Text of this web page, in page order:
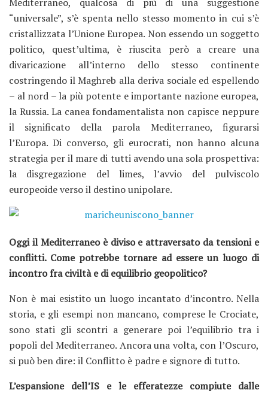
“universale”, s’è spenta nello stesso momento in cui s’è
cristallizzata l’Unione Europea. Non essendo un soggetto
politico, quest’ultima, è riuscita però a creare una
divaricazione all’interno dello stesso continente
costringendo il Maghreb alla deriva sociale ed espellendo
– al nord – la più potente e importante nazione europea,
la Russia. La canea fondamentalista non capisce neppure
il significato della parola Mediterraneo, figurarsi
l’Europa. Di converso, gli eurocrati, non hanno alcuna
strategia per il mare di tutti avendo una sola prospettiva:
la disgregazione del limes, l’avvio del pulviscolo
europeoide verso il destino unipolare.
Oggi il Mediterraneo è diviso e attraversato da tensioni e
conflitti. Come potrebbe tornare ad essere un luogo di
incontro fra civiltà e di equilibrio geopolitico?
Non è mai esistito un luogo incantato d’incontro. Nella
storia, e gli esempi non mancano, comprese le Crociate,
sono stati gli scontri a generare poi l’equilibrio tra i
popoli del Mediterraneo. Ancora una volta, con l’Oscuro,
si può ben dire: il Conflitto è padre e signore di tutto.
L’espansione dell’IS e le efferatezze compiute dalle